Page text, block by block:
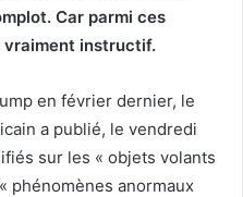
Car parmi ces
vraiment instructif.
en février dernier, le
a publié, le vendredi
sur les « objets volants
phénomènes anormaux